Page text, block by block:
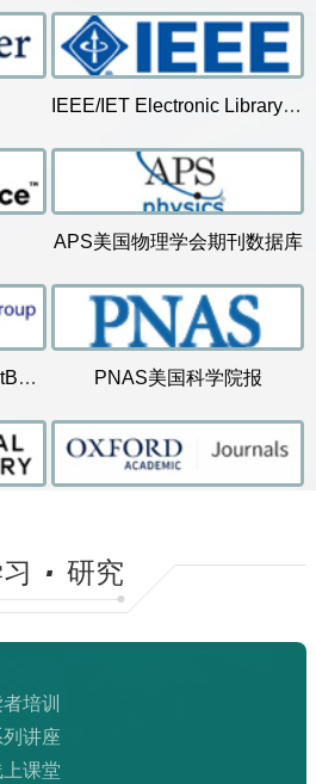
IEEE/IET Electronic Library(IE...
APS美国物理学会期刊数据库
Taylor & Francis CRCnetBASE电... PNAS美国科学院报
子资源使用规定
期刊/数据库荐购
确的信息（书刊名称、作者、
年度资源建设计划、经费条件等综
见。
图书，荐购方式参见ProQuest
《原版刷印武...
成功智力
2026年3月新书
2025年11月新书通报
2025年9月新书通报
论文统计
of Coronavirus Disease 2019 in
incidence, prevalence, and
monolayers by optical pumping
更多>>
Enables Potassium-Ion
C60 with n-type polymer
prevalence of adult
图书馆找...
持灯人（
书
· 研究
培训
列讲座
课堂